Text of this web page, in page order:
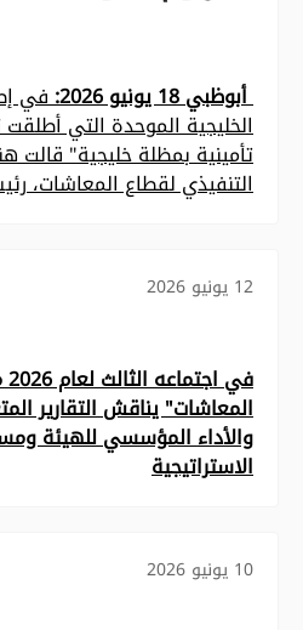
أبوظبي 18 يونيو 2026: في
الخليجية الموحدة التي
تأمينية بمظلة خليجية" قالت
التنفيذي لقطاع المعاشات،
12 يونيو 2026
المعاشات" يناقش التقارير
والأداء المؤسسي للهيئة
الاستراتيجية
10 يونيو 2026